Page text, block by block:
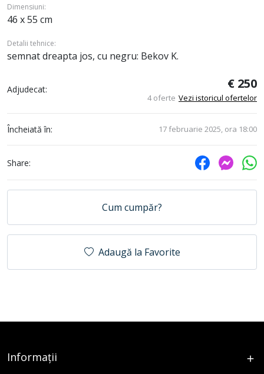
Dimensiuni:
46 x 55 cm
Detalii tehnice:
semnat dreapta jos, cu negru: Bekov K.
Adjudecat: € 250
4 oferte Vezi istoricul ofertelor
Încheiată în: 17 februarie 2025, ora 18:00
Share:
Cum cumpăr?
Adaugă la Favorite
Informații